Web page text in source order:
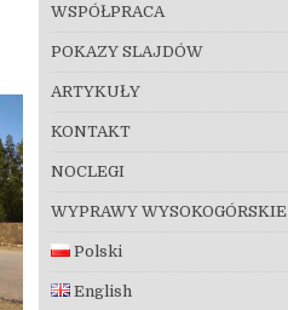
WSPÓŁPRACA
POKAZY SLAJDÓW
ARTYKUŁY
KONTAKT
NOCLEGI
WYPRAWY WYSOKOGÓRSKIE
Polski
English